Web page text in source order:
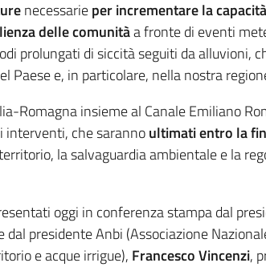
necessarieper incrementare la
delle comunitàa fronte di eventi
prolungati di siccità seguiti da alluvioni,
Paese e, in particolare, nella nostra
Romagna insieme al Canale Emiliano
interventi, che sarannoultimati entro la
la salvaguardia ambientale e la
oggi in conferenza stampa dal
dal presidente Anbi (Associazione
e acque irrigue), Francesco Vincenzi,